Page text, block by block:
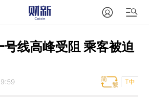
线高峰受阻 乘客被迫
T中